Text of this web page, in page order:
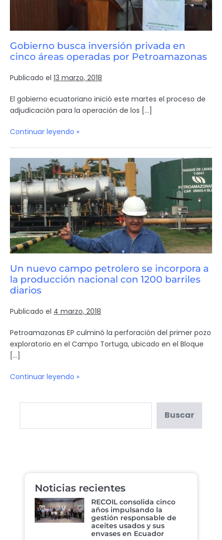
Gobierno busca inversión privada en
cinco áreas operadas por Petroamazonas
Publicado el 13 marzo, 2018
El gobierno ecuatoriano inició este martes el proceso de
adjudicación para la operación de los […]
Continuar leyendo »
Un nuevo campo petrolero se incorpora a
la producción nacional con 1200 barriles
diarios
Publicado el 4 marzo, 2018
Petroamazonas EP culminó la perforación del primer pozo
exploratorio en el Campo Tortuga, ubicado en el Bloque
[…]
Continuar leyendo »
Buscar
Noticias recientes
RECOIL consolida cinco
años impulsando la
gestión responsable de
aceites usados y sus
envases en Ecuador